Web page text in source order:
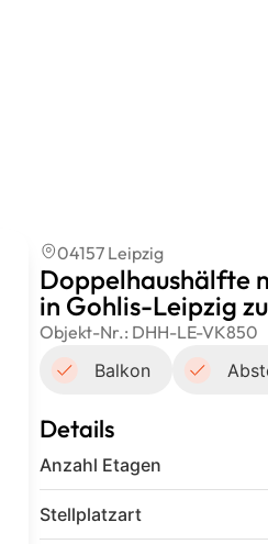
04157 Leipzig
Doppelhaushälfte
in Gohlis-Leipzig
Objekt-Nr.: DHH-LE-VK850
Balkon
Details
Anzahl Etagen
Stellplatzart